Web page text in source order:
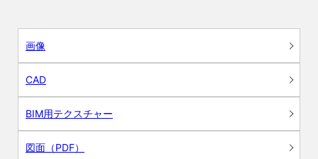
画像
CAD
BIM用テクスチャー
図面（PDF）